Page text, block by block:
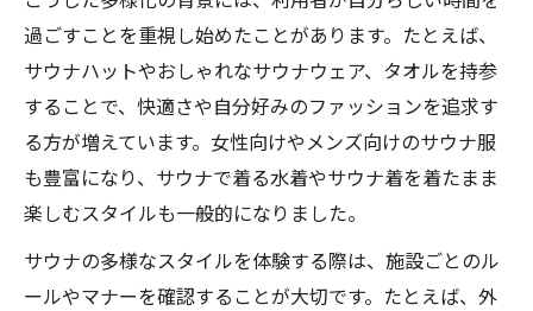
外気浴やサウナ瞑想の魅力を体験
サウナの現代マナーをやさしく解説
サウナで守りたいマナーの基本
現代サウナスタイルに合わせた行動とは
グループ利用時の気配りポイント
サウナ用語やマナーの最新トレンド
サウナで迷惑行為にならないコツ
過ごすことを重視し始めたことがあります。たとえば、
サウナハットやおしゃれなサウナウェア、タオルを持参
することで、快適さや自分好みのファッションを追求す
る方が増えています。女性向けやメンズ向けのサウナ服
も豊富になり、サウナで着る水着やサウナ着を着たまま
楽しむスタイルも一般的になりました。
サウナの多様なスタイルを体験する際は、施設ごとのル
ールやマナーを確認することが大切です。たとえば、外